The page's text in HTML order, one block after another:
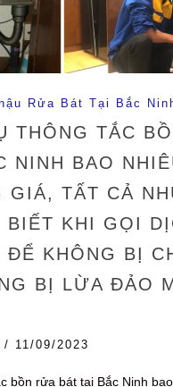
Rửa Bát Tại Bắc
THÔNG TẮC
NINH BAO
GIÁ, TẤT CẢ
BIẾT KHI GỌI
ĐỂ KHÔNG BỊ
BỊ LỪA ĐẢO
/ 11/09/2023
bồn rửa bát tại Bắc Ninh